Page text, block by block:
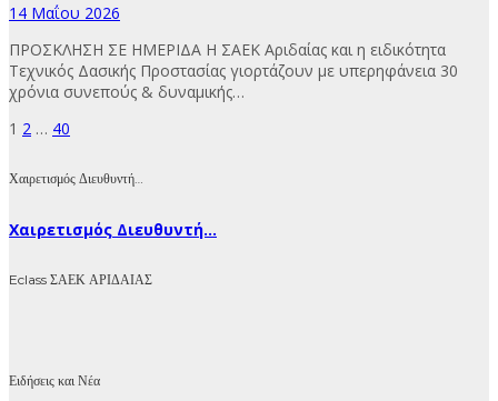
14 Μαΐου 2026
ΠΡΟΣΚΛΗΣΗ ΣΕ ΗΜΕΡΙΔΑ Η ΣΑΕΚ Αριδαίας και η ειδικότητα
Τεχνικός Δασικής Προστασίας γιορτάζουν με υπερηφάνεια 30
χρόνια συνεπούς & δυναμικής…
Σελιδοποίηση
άρθρων
1 2 … 40
Χαιρετισμός Διευθυντή…
Χαιρετισμός Διευθυντή...
Eclass ΣΑΕΚ ΑΡΙΔΑΙΑΣ
Ειδήσεις και Νέα